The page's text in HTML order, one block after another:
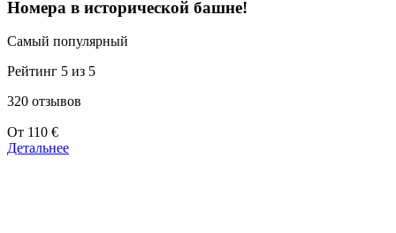
Номера в исторической башне!
Самый популярный
Рейтинг 5 из 5
320 отзывов
Цены
от
От 110 €
Детальнее